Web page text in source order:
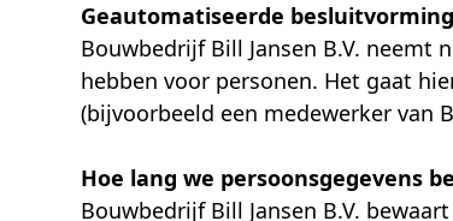
Geautomatiseerde besluitvorming
Bouwbedrijf Bill Jansen B.V. neemt
hebben voor personen. Het gaat
(bijvoorbeeld een medewerker van
Hoe lang we persoonsgegevens
Bouwbedrijf Bill Jansen B.V.